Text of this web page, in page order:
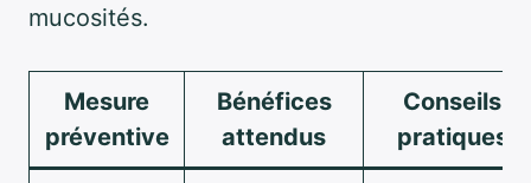
mucosités.
Mesure
préventive
Bénéfices
attendus
Conseils
pratiques